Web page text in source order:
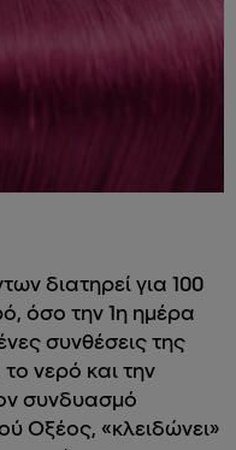
διατηρεί για 100
όσο την 1η ημέρα
συνθέσεις της
νερό και την
συνδυασμό
Οξέος, «κλειδώνει»